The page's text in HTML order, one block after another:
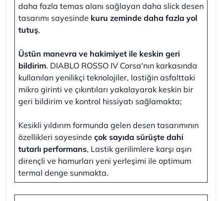
daha fazla temas alanı sağlayan daha slick desen
tasarımı sayesinde kuru zeminde daha fazla yol
tutuş,
Üstün manevra ve hakimiyet ile keskin geri
bildirim. DIABLO ROSSO IV Corsa'nın karkasında
kullanılan yenilikçi teknolojiler, lastiğin asfalttaki
mikro girinti ve çıkıntıları yakalayarak keskin bir
geri bildirim ve kontrol hissiyatı sağlamakta;
Kesikli yıldırım formunda gelen desen tasarımının
özellikleri sayesinde çok sayıda sürüşte dahi
tutarlı performans, Lastik gerilimlere karşı aşırı
dirençli ve hamurları yeni yerleşimi ile optimum
termal denge sunmakta.